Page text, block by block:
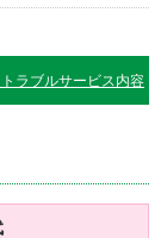
トラブルサービス内容